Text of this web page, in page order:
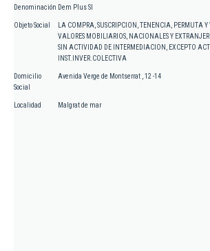
Denominación Dem Plus Sl
Objeto Social
LA COMPRA, SUSCRIPCION, TENENCIA, PERMUTA Y
VALORES MOBILIARIOS, NACIONALES Y
SIN ACTIVIDAD DE INTERMEDIACION, EXCEPTO
INST.INVER.COLECTIVA
Domicilio
Social
Avenida Verge de Montserrat , 12 -14
Localidad Malgrat de mar